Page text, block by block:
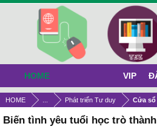
HOME Phát triển Tư duy Cửa
Biến tình yêu tuổi học trò
HOME VIP